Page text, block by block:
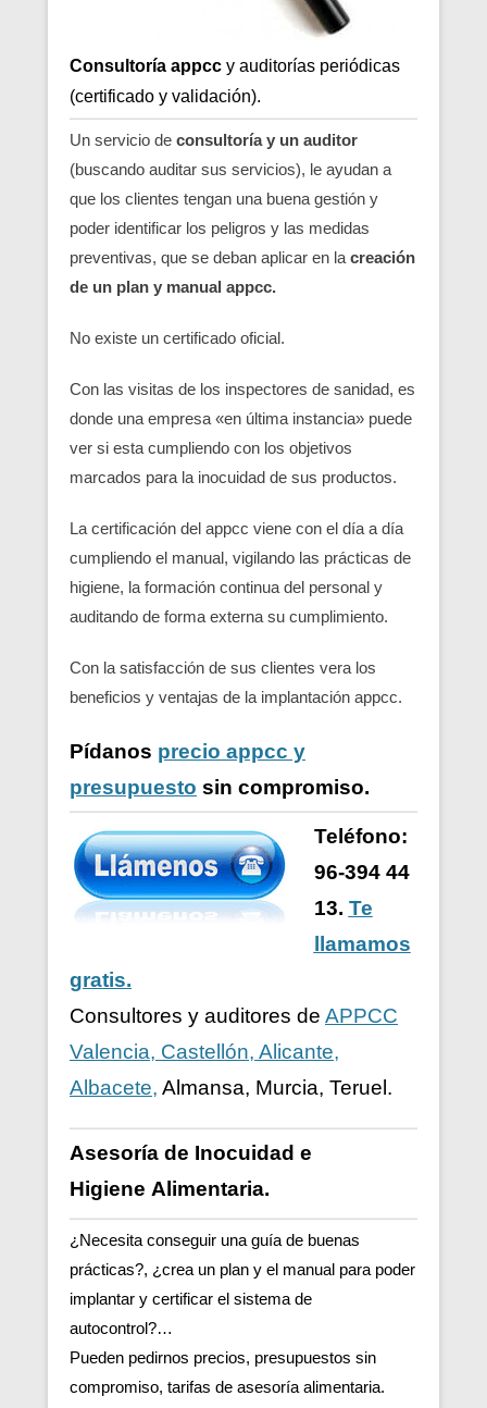
Consultoría appcc y auditorías periódicas
(certificado y validación).
Un servicio de consultoría y un auditor
(buscando auditar sus servicios), le ayudan a
que los clientes tengan una buena gestión y
poder identificar los peligros y las medidas
preventivas, que se deban aplicar en la creación
de un plan y manual appcc.
No existe un certificado oficial.
Con las visitas de los inspectores de sanidad, es
donde una empresa «en última instancia» puede
ver si esta cumpliendo con los objetivos
marcados para la inocuidad de sus productos.
La certificación del appcc viene con el día a día
cumpliendo el manual, vigilando las prácticas de
higiene, la formación continua del personal y
auditando de forma externa su cumplimiento.
Con la satisfacción de sus clientes vera los
beneficios y ventajas de la implantación appcc.
Pídanos precio appcc y
presupuesto sin compromiso.
Teléfono:
96-394 44
13. Te
llamamos
gratis.
Consultores y auditores de APPCC
Valencia, Castellón, Alicante,
Albacete, Almansa, Murcia, Teruel.
Asesoría de Inocuidad e
Higiene Alimentaria.
¿Necesita conseguir una guía de buenas
prácticas?, ¿crea un plan y el manual para poder
implantar y certificar el sistema de
autocontrol?…
Pueden pedirnos precios, presupuestos sin
compromiso, tarifas de asesoría alimentaria.